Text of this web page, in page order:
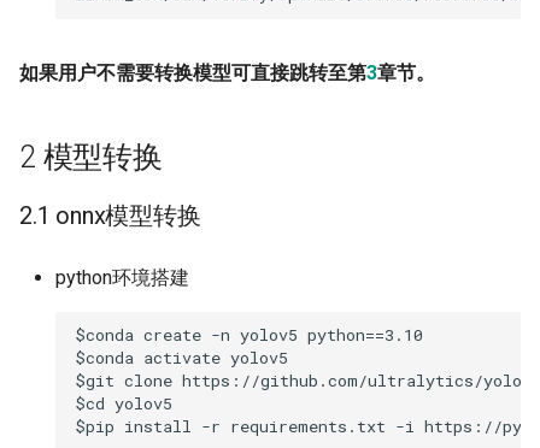
如果用户不需要转换模型可直接跳转至第3章节。
2 模型转换
2.1 onnx模型转换
python环境搭建
$conda create -n yolov5 python==3.10
$conda activate yolov5
$git clone https://github.com/ultralytics/yolov5
$cd yolov5